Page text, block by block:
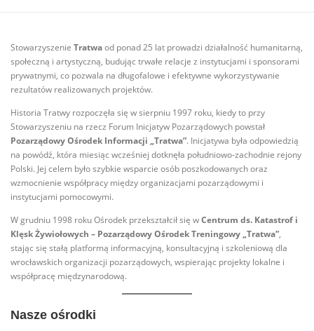
Stowarzyszenie Tratwaod ponad 25 lat prowadzi działalność humanitarną,
społeczną i artystyczną, budując trwałe relacje z instytucjami i sponsorami
prywatnymi, co pozwala na długofalowe i efektywne wykorzystywanie
rezultatów realizowanych projektów.
Historia Tratwy rozpoczęła się w sierpniu 1997 roku, kiedy to przy
Stowarzyszeniu na rzecz Forum Inicjatyw Pozarządowych powstał
Pozarządowy Ośrodek Informacji „Tratwa”. Inicjatywa była odpowiedzią
na powódź, która miesiąc wcześniej dotknęła południowo-zachodnie rejony
Polski. Jej celem było szybkie wsparcie osób poszkodowanych oraz
wzmocnienie współpracy między organizacjami pozarządowymi i
instytucjami pomocowymi.
W grudniu 1998 roku Ośrodek przekształcił się wCentrum ds. Katastrof i
Klęsk Żywiołowych – Pozarządowy Ośrodek Treningowy „Tratwa”,
stając się stałą platformą informacyjną, konsultacyjną i szkoleniową dla
wrocławskich organizacji pozarządowych, wspierając projekty lokalne i
współpracę międzynarodową.
Nasze ośrodki